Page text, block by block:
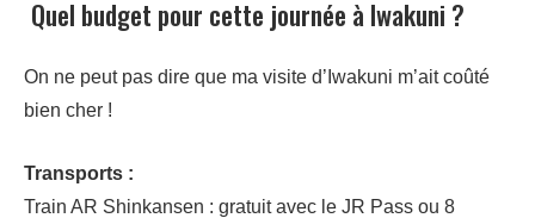
Quel budget pour cette journée à Iwakuni ?
On ne peut pas dire que ma visite d’Iwakuni m’ait coûté
bien cher !
Transports :
Train AR Shinkansen : gratuit avec le JR Pass ou 8